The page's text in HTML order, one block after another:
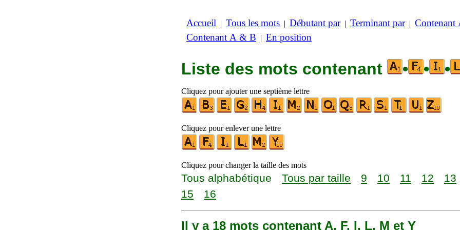
Accueil | Tous les mots | Débutant par| Terminant par| Contenant
Contenant A & B | En position
Liste des mots contenant • • •
Cliquez pour ajouter une septième lettre
Cliquez pour enlever une lettre
Cliquez pour changer la taille des mots
Tous alphabétique Tous par taille 9 10 11 12 13
15
16
Il y a 18 mots contenant A, F, I, L, M et Y